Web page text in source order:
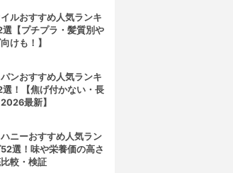
ルおすすめ人気ランキ
選【プチプラ・髪質別や
けも！】
ンおすすめ人気ランキ
選！【焦げ付かない・長
最新】
ニーおすすめ人気ラン
選！味や栄養価の高さ
較・検証